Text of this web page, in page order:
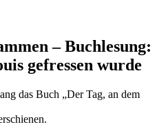
– Buchlesung:
gefressen wurde
das Buch „Der Tag, an dem